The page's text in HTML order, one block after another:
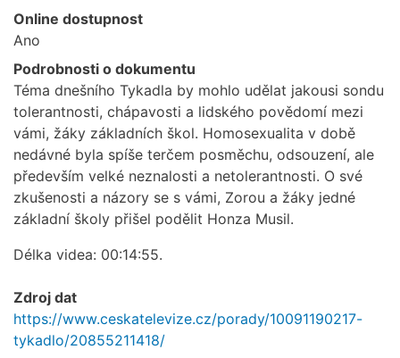
Online dostupnost
Ano
Podrobnosti o dokumentu
Téma dnešního Tykadla by mohlo udělat jakousi sondu
tolerantnosti, chápavosti a lidského povědomí mezi
vámi, žáky základních škol. Homosexualita v době
nedávné byla spíše terčem posměchu, odsouzení, ale
především velké neznalosti a netolerantnosti. O své
zkušenosti a názory se s vámi, Zorou a žáky jedné
základní školy přišel podělit Honza Musil.
Délka videa: 00:14:55.
Zdroj dat
https://www.ceskatelevize.cz/porady/10091190217-
tykadlo/20855211418/